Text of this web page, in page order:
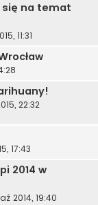
się na temat
11:31
22:32
17:43
2014 w
2014, 19:40